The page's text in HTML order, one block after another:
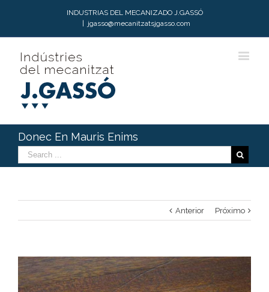
INDUSTRIAS DEL MECANIZADO J.GASSÓ
jgasso@mecanitzatsjgasso.com
Donec En Mauris Enims
Anterior Próximo